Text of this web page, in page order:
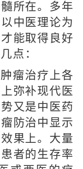
所在。多年
中医理论为
能取得良好
点：
瘤治疗上各
弥补现代医
又是中医药
防治中显示
果上。大量
者的生存率